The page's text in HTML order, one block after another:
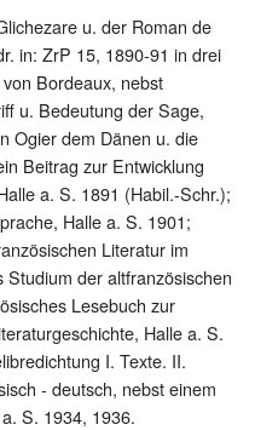
u. der Roman de
in: ZrP 15, 1890-91 in drei
Bordeaux, nebst
u. Bedeutung der Sage,
Ogier dem Dänen u. die
Beitrag zur Entwicklung
a. S. 1891 (Habil.-Schr.);
Halle a. S. 1901;
Literatur im
der altfranzösischen
Lesebuch zur
Halle a. S.
I. Texte. II.
- deutsch, nebst einem
S. 1934, 1936.